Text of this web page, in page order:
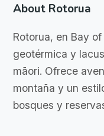
About Rotorua
Rotorua, en Bay
geotérmica y
māori. Ofrece
montaña y un
bosques y